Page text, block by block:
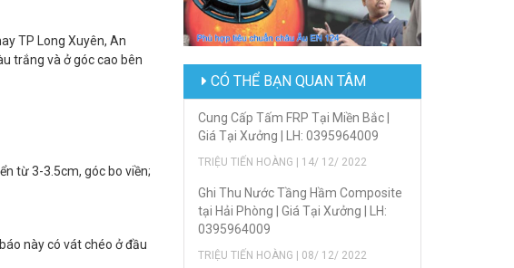
TP Long Xuyên, An
trắng và ở góc cao bên
từ 3-3.5cm, góc bo viền;
này có vát chéo ở đầu
CÓ THỂ BẠN QUAN TÂM
Cung Cấp Tấm FRP Tại Miền Bắc |
Giá Tại Xưởng | LH: 0395964009
TRIỆU TIẾN HOÀNG | 14/ 12/ 2022
Ghi Thu Nước Tầng Hầm Composite
tại Hải Phòng | Giá Tại Xưởng | LH:
0395964009
TRIỆU TIẾN HOÀNG | 08/ 12/ 2022